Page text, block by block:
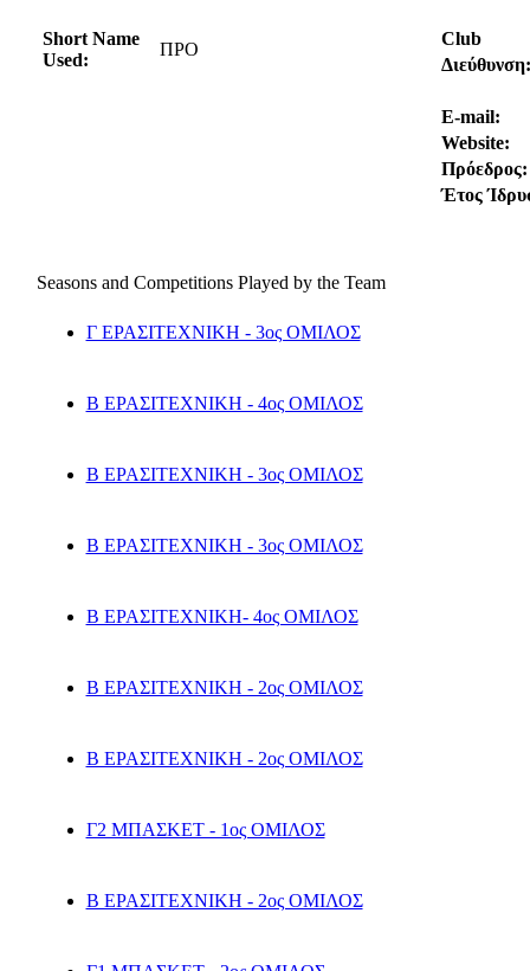
Short Name
Used:
ΠΡΟ
Club
Διεύθυνση:
E-mail:
Website:
Πρόεδρος:
Έτος
Seasons and Competitions Played by the Team
Γ ΕΡΑΣΙΤΕΧΝΙΚΗ - 3ος ΟΜΙΛΟΣ
Β ΕΡΑΣΙΤΕΧΝΙΚΗ - 4ος ΟΜΙΛΟΣ
Β ΕΡΑΣΙΤΕΧΝΙΚΗ - 3ος ΟΜΙΛΟΣ
Β ΕΡΑΣΙΤΕΧΝΙΚΗ - 3ος ΟΜΙΛΟΣ
Β ΕΡΑΣΙΤΕΧΝΙΚΗ- 4ος ΟΜΙΛΟΣ
Β ΕΡΑΣΙΤΕΧΝΙΚΗ - 2ος ΟΜΙΛΟΣ
Β ΕΡΑΣΙΤΕΧΝΙΚΗ - 2ος ΟΜΙΛΟΣ
Γ2 ΜΠΑΣΚΕΤ - 1ος ΟΜΙΛΟΣ
Β ΕΡΑΣΙΤΕΧΝΙΚΗ - 2ος ΟΜΙΛΟΣ